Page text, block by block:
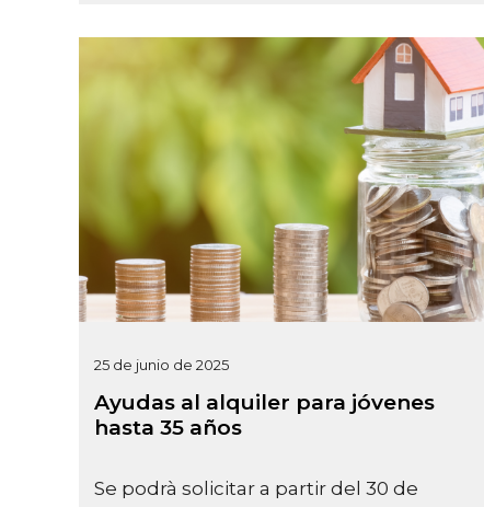
25 de junio de 2025
Ayudas al alquiler para jóvenes
hasta 35 años
Se podrà solicitar a partir del 30 de